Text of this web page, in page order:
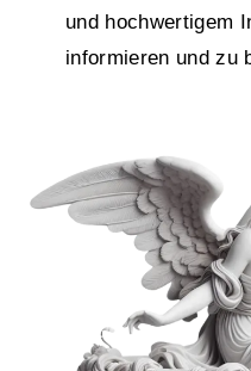
und hochwertigem
informieren und zu